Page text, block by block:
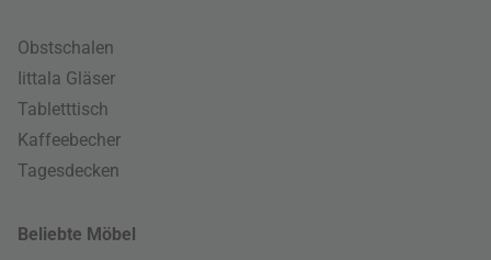
Obstschalen
Iittala Gläser
Tabletttisch
Kaffeebecher
Tagesdecken
Beliebte Möbel